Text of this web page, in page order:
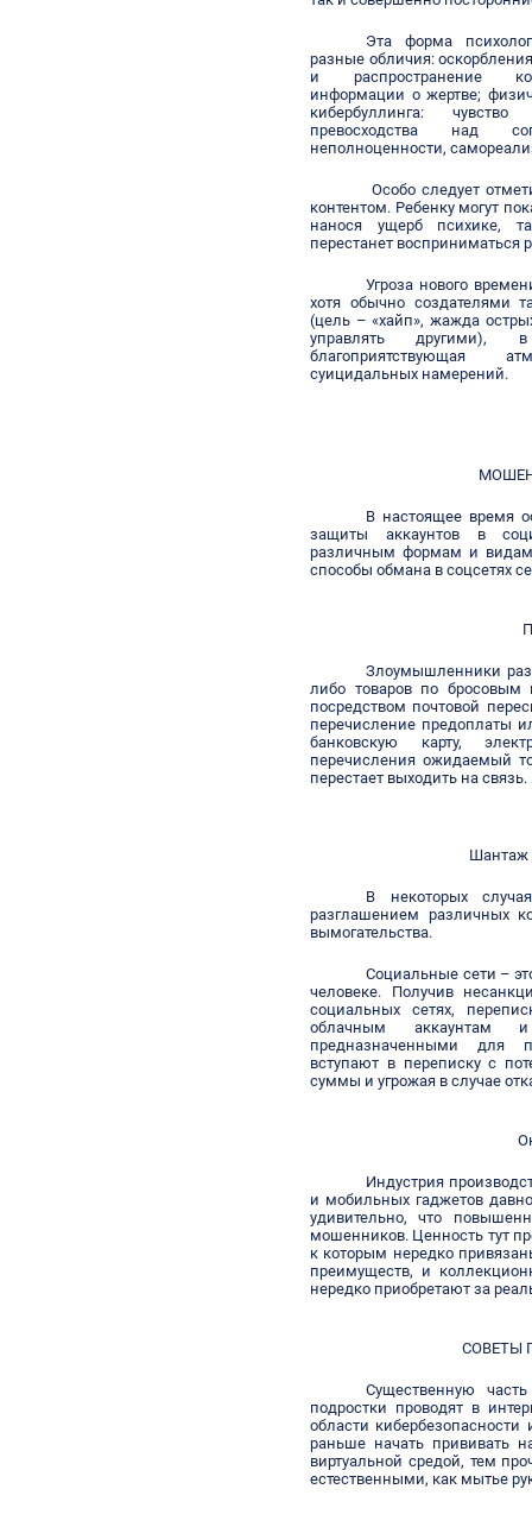
Эта форма
разные обличия:
и распространение
информации о жертве;
кибербуллинга: чувство
превосходства над
неполноценности,
Особо следует
контентом. Ребенку могут
нанося ущерб психике,
перестанет восприниматься
Угроза нового
хотя обычно создателями
(цель – «хайп», жажда
управлять другими),
благоприятствующая
суицидальных намерений.
В настоящее время
защиты аккаунтов в
различным формам и
способы обмана в соцсетях
Злоумышленники
либо товаров по
посредством почтовой
перечисление предоплаты
банковскую карту,
перечисления ожидаемый
перестает выходить на связь.
Шантаж
В некоторых
разглашением различных
вымогательства.
Социальные сети –
человеке. Получив
социальных сетях,
облачным аккаунтам
предназначенными для
вступают в переписку с
суммы и угрожая в случае
Индустрия
и мобильных гаджетов
удивительно, что
мошенников. Ценность тут
к которым нередко
преимуществ, и
нередко приобретают за
СОВЕТЫ
Существенную
подростки проводят в
области
раньше начать прививать
виртуальной средой, тем
естественными, как мытье